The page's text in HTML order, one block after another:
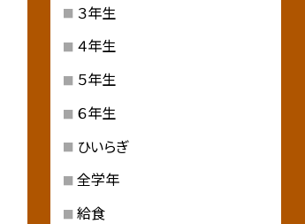
３年生
４年生
５年生
６年生
ひいらぎ
全学年
給食